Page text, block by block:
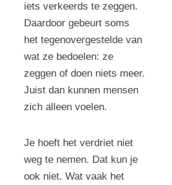
iets verkeerds te zeggen.
Daardoor gebeurt soms
het tegenovergestelde van
wat ze bedoelen: ze
zeggen of doen niets meer.
Juist dan kunnen mensen
zich alleen voelen.
Je hoeft het verdriet niet
weg te nemen. Dat kun je
ook niet. Wat vaak het